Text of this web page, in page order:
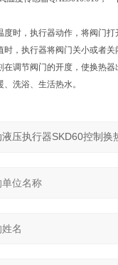
时，执行器动作，将阀门打
，执行器将阀门关小或者关
调节阀门的开度，使换热器
洗浴、生活热水。